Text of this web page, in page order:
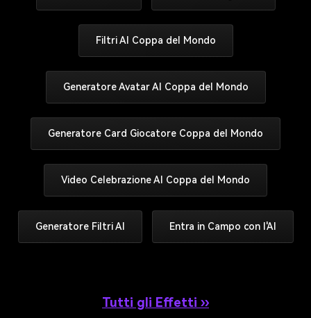
Filtri AI Coppa del Mondo
Generatore Avatar AI Coppa del Mondo
Generatore Card Giocatore Coppa del Mondo
Video Celebrazione AI Coppa del Mondo
Generatore Filtri AI Entra in Campo con l'AI
Tutti gli Effetti ››